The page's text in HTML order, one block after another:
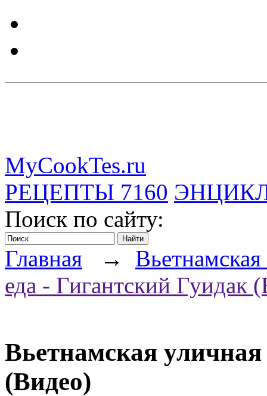
MyCookTes.ru
РЕЦЕПТЫ 7160
Поиск по сайту:
Главная →
еда - Гигантский Гуидак
Вьетнамская
(Видео)